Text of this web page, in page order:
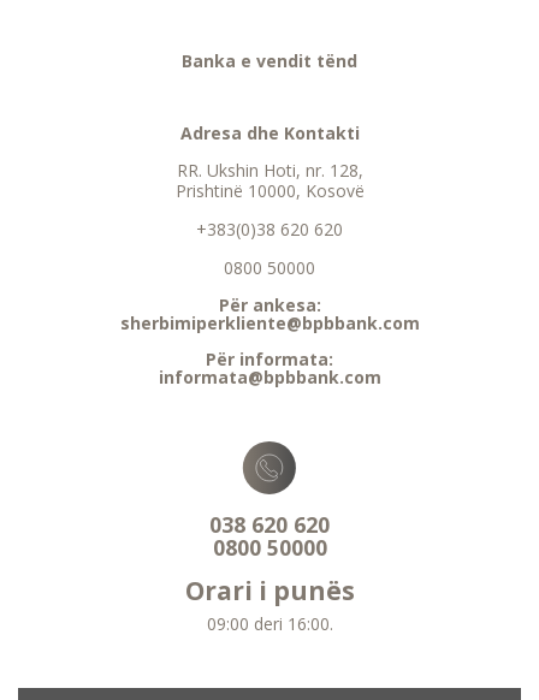
Banka e vendit tënd
Adresa dhe Kontakti
RR. Ukshin Hoti, nr. 128,
Prishtinë 10000, Kosovë
+383(0)38 620 620
0800 50000
Për ankesa:
sherbimiperkliente@bpbbank.com
Për informata:
informata@bpbbank.com
038 620 620
0800 50000
Orari i punës
09:00 deri 16:00.